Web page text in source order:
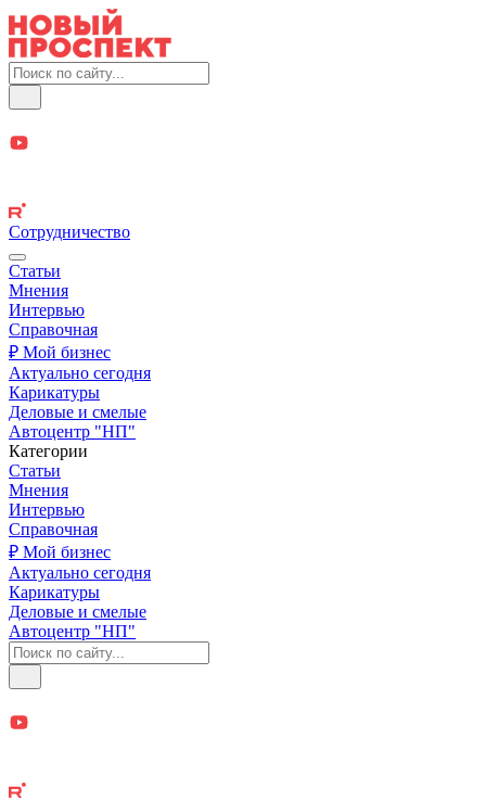
Сотрудничество
Статьи
Мнения
Интервью
Справочная
₽ Мой бизнес
Актуально сегодня
Карикатуры
Деловые и смелые
Автоцентр "НП"
Категории
Статьи
Мнения
Интервью
Справочная
₽ Мой бизнес
Актуально сегодня
Карикатуры
Деловые и смелые
Автоцентр "НП"